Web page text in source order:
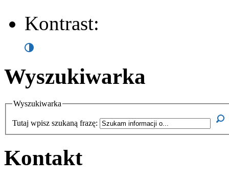
Kontrast:
Wyszukiwarka
Wyszukiwarka
Tutaj wpisz szukaną frazę:
Kontakt